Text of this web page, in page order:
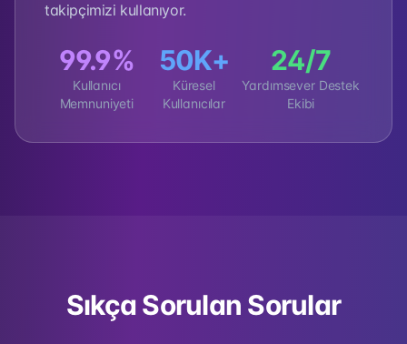
takipçimizi kullanıyor.
99.9%
Kullanıcı
Memnuniyeti
50K+
Küresel
Kullanıcılar
24/7
Yardımsever Destek
Ekibi
Sıkça Sorulan Sorular